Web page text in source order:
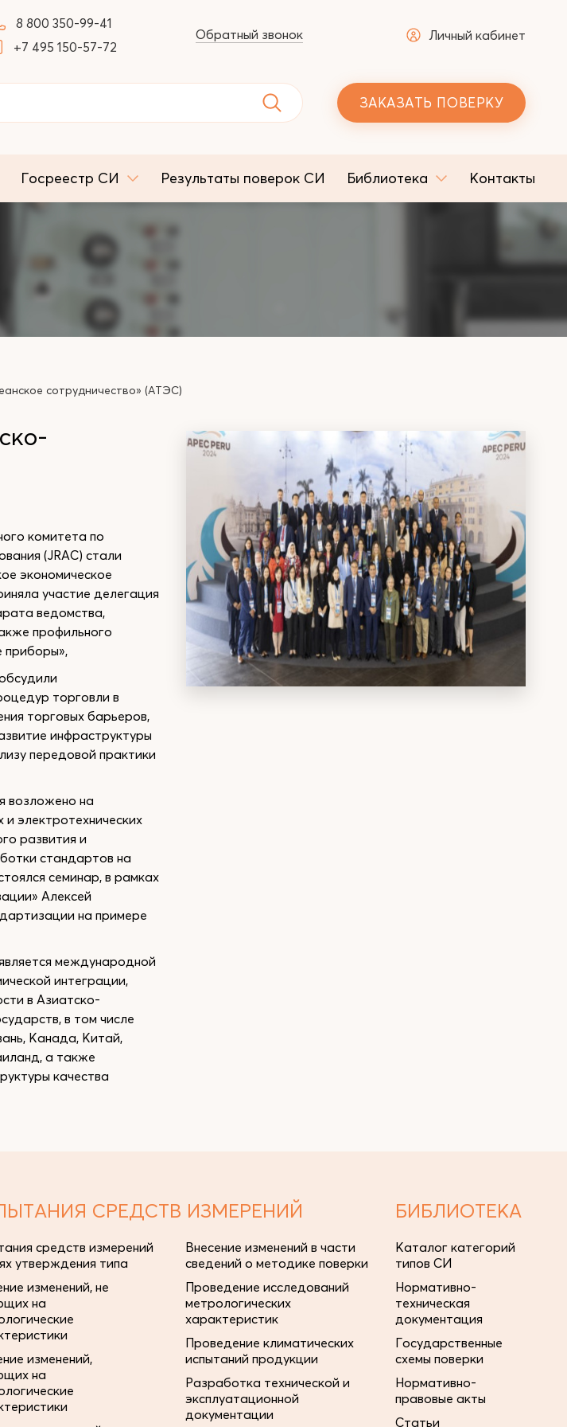
8 800 350-99-41
+7 495 150-57-72
Обратный звонок Личный кабинет
ЗАКАЗАТЬ ПОВЕРКУ
Госреестр СИ Результаты поверок СИ Библиотека Контакты
сотрудничество» (АТЭС)
комитета по
(JRAC) стали
экономическое
участие делегация
ведомства,
профильного
приборы»,
торговли в
торговых барьеров,
инфраструктуры
передовой практики
возложено на
электротехнических
развития и
стандартов на
семинар, в рамках
Алексей
на примере
международной
интеграции,
в Азиатско-
в том числе
Канада, Китай,
а также
качества
СРЕДСТВ ИЗМЕРЕНИЙ
средств измерений
утверждения типа
изменений, не
на
изменений,
на
Внесение изменений в части
сведений о методике поверки
Проведение исследований
метрологических
характеристик
Проведение климатических
испытаний продукции
Разработка технической и
эксплуатационной
документации
БИБЛИОТЕКА
Каталог категорий
типов СИ
Нормативно-
техническая
документация
Государственные
схемы поверки
Нормативно-
правовые акты
Статьи